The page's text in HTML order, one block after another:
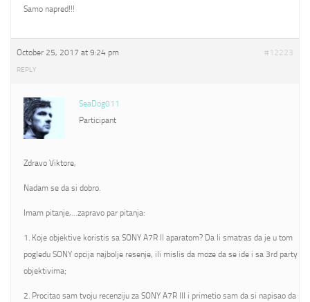
Samo napred!!!
October 25, 2017 at 9:24 pm #12223
REPLY
SeaDog011
Participant
Zdravo Viktore,
Nadam se da si dobro.
Imam pitanje,…zapravo par pitanja:
1. Koje objektive koristis sa SONY A7R II aparatom? Da li smatras da je u tom
pogledu SONY opcija najbolje resenje, ili mislis da moze da se ide i sa 3rd party
objektivima;
2. Procitao sam tvoju recenziju za SONY A7R III i primetio sam da si napisao da